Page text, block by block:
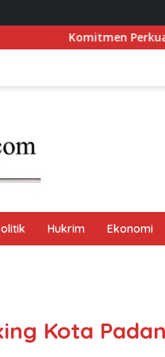
Perkuat Ekonomi, BI dan
Hukrim Ekonomi
Kota